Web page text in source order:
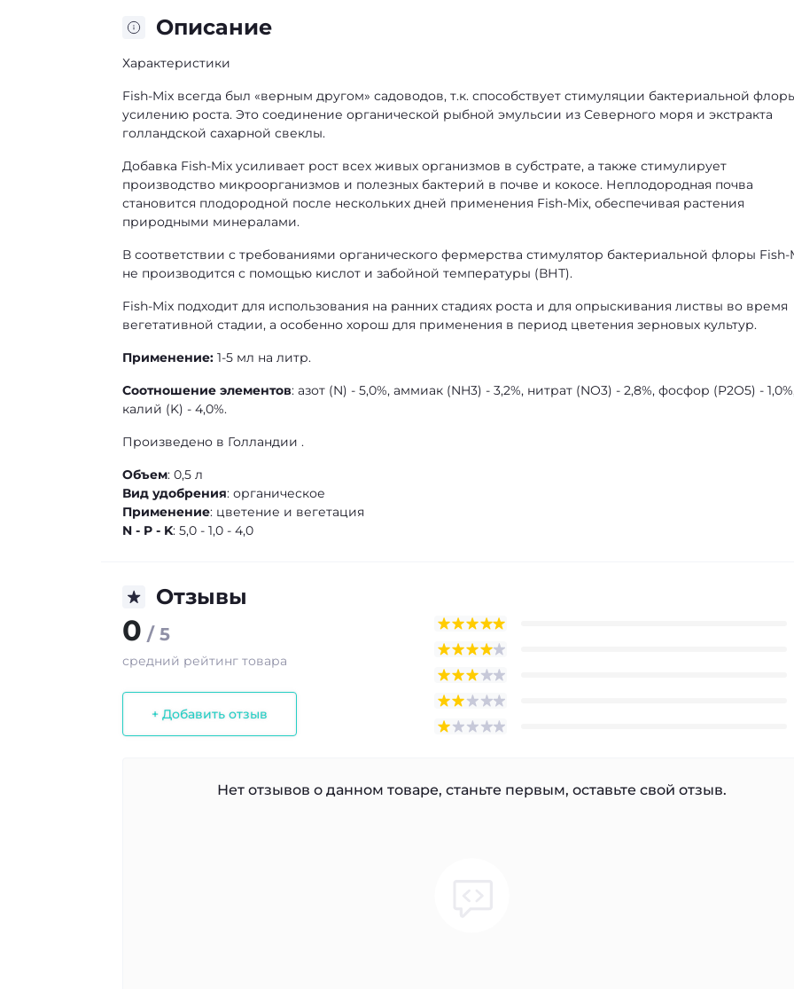
Описание
Характеристики
Fish-Mix всегда был «верным другом» садоводов, т.к. способствует стимуляции бактериальной
усилению роста. Это соединение органической рыбной эмульсии из Северного моря и экстракта
голландской сахарной свеклы.
Добавка Fish-Mix усиливает рост всех живых организмов в субстрате, а также стимулирует
производство микроорганизмов и полезных бактерий в почве и кокосе. Неплодородная почва
становится плодородной после нескольких дней применения Fish-Mix, обеспечивая растения
природными минералами.
В соответствии с требованиями органического фермерства стимулятор бактериальной флоры Fish-
не производится с помощью кислот и забойной температуры (ВНТ).
Fish-Mix подходит для использования на ранних стадиях роста и для опрыскивания листвы во время
вегетативной стадии, а особенно хорош для применения в период цветения зерновых культур.
Применение: 1-5 мл на литр.
Соотношение элементов: азот (N) - 5,0%, аммиак (NH3) - 3,2%, нитрат (NO3) - 2,8%, фосфор (P2O5) -
калий (K) - 4,0%.
Произведено в Голландии .
Объем: 0,5 л
Вид удобрения: органическое
Применение: цветение и вегетация
N - P - K: 5,0 - 1,0 - 4,0
Отзывы
0 / 5
средний рейтинг товара
+ Добавить отзыв
Нет отзывов о данном товаре, станьте первым, оставьте свой отзыв.